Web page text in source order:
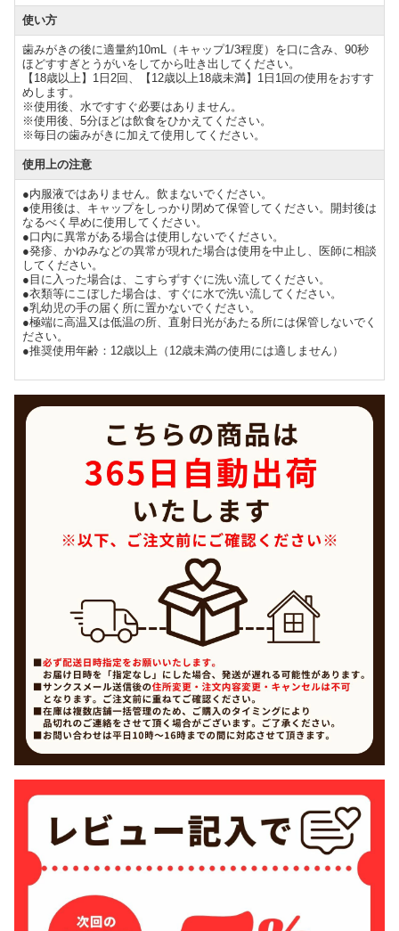
使い方
歯みがきの後に適量約10mL（キャップ1/3程度）を口に含み、90秒
ほどすすぎとうがいをしてから吐き出してください。
【18歳以上】1日2回、【12歳以上18歳未満】1日1回の使用をおすす
めします。
※使用後、水ですすぐ必要はありません。
※使用後、5分ほどは飲食をひかえてください。
※毎日の歯みがきに加えて使用してください。
使用上の注意
●内服液ではありません。飲まないでください。
●使用後は、キャップをしっかり閉めて保管してください。開封後は
なるべく早めに使用してください。
●口内に異常がある場合は使用しないでください。
●発疹、かゆみなどの異常が現れた場合は使用を中止し、医師に相談
してください。
●目に入った場合は、こすらずすぐに洗い流してください。
●衣類等にこぼした場合は、すぐに水で洗い流してください。
●乳幼児の手の届く所に置かないでください。
●極端に高温又は低温の所、直射日光があたる所には保管しないでく
ださい。
●推奨使用年齢：12歳以上（12歳未満の使用には適しません）